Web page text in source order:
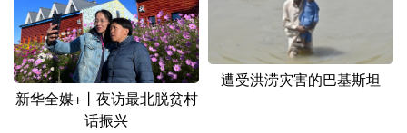
多语种频道
English Español Français عربى
Русский язык
新华全媒+丨夜访最北脱贫村
话振兴
遭受洪涝灾害的巴基斯坦